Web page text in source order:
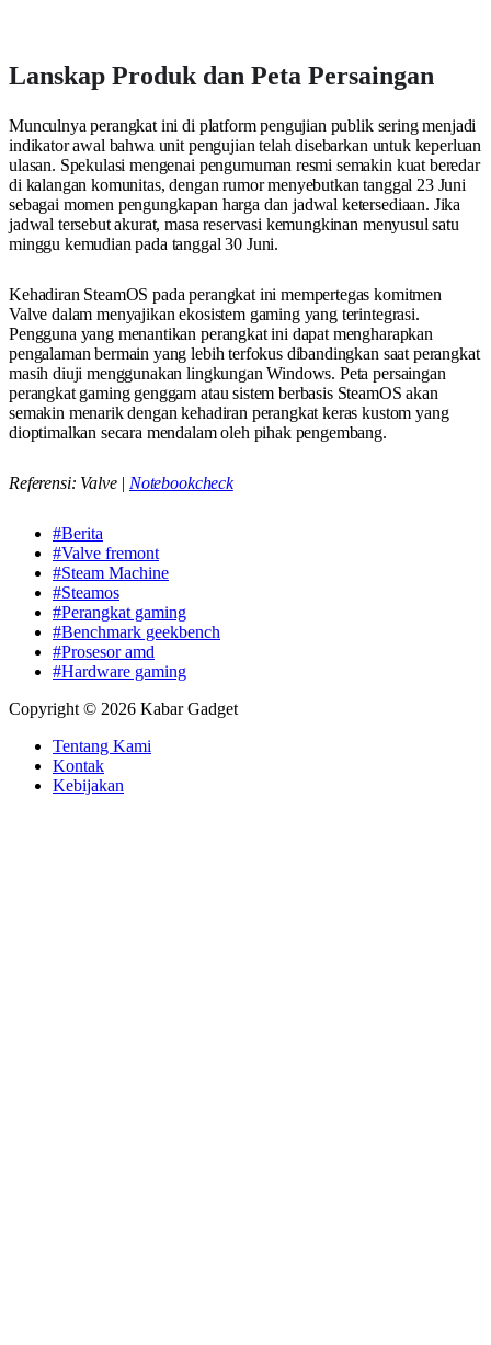
Lanskap Produk dan Peta Persaingan
Munculnya perangkat ini di platform pengujian publik sering menjadi
indikator awal bahwa unit pengujian telah disebarkan untuk keperluan
ulasan. Spekulasi mengenai pengumuman resmi semakin kuat beredar
di kalangan komunitas, dengan rumor menyebutkan tanggal 23 Juni
sebagai momen pengungkapan harga dan jadwal ketersediaan. Jika
jadwal tersebut akurat, masa reservasi kemungkinan menyusul satu
minggu kemudian pada tanggal 30 Juni.
Kehadiran SteamOS pada perangkat ini mempertegas komitmen
Valve dalam menyajikan ekosistem gaming yang terintegrasi.
Pengguna yang menantikan perangkat ini dapat mengharapkan
pengalaman bermain yang lebih terfokus dibandingkan saat perangkat
masih diuji menggunakan lingkungan Windows. Peta persaingan
perangkat gaming genggam atau sistem berbasis SteamOS akan
semakin menarik dengan kehadiran perangkat keras kustom yang
dioptimalkan secara mendalam oleh pihak pengembang.
Referensi: Valve | Notebookcheck
#Berita
#Valve fremont
#Steam Machine
#Steamos
#Perangkat gaming
#Benchmark geekbench
#Prosesor amd
#Hardware gaming
Copyright © 2026 Kabar Gadget
Tentang Kami
Kontak
Kebijakan